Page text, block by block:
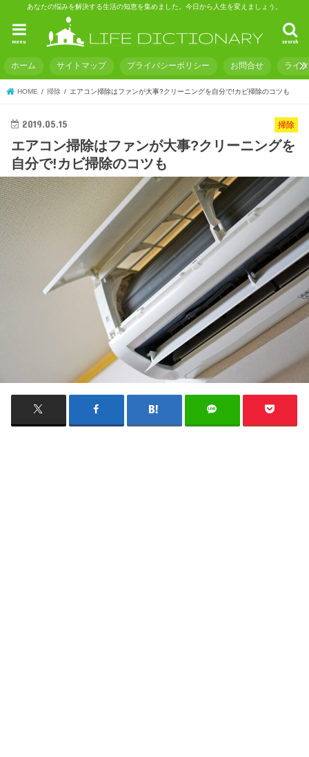
あなたの悩みを解決する生活の知恵を集めました。今日から人生を変えましょう。
search
menu
ホーム サイトマップ プライバシーポリシー お問合せ ライ
HOME 掃除 エアコン掃除はファンが大事?クリーニングを自分で!カビ掃除のコツも
掃除
2019.05.15
エアコン掃除はファンが大事?クリーニングを
自分で!カビ掃除のコツも